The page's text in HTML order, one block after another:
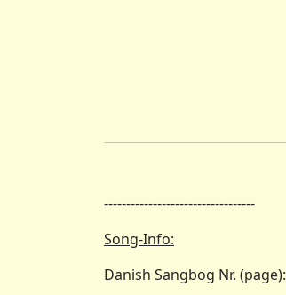
----------------------------------
Song-Info:
Danish Sangbog Nr. (page):